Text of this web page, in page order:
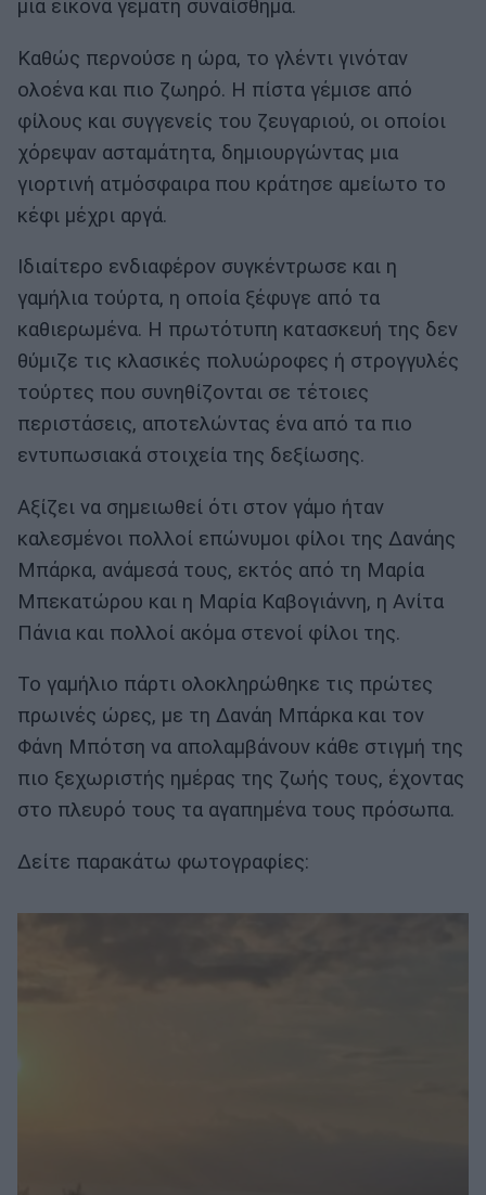
μια εικόνα γεμάτη συναίσθημα.
Καθώς περνούσε η ώρα, το γλέντι γινόταν
ολοένα και πιο ζωηρό. Η πίστα γέμισε από
φίλους και συγγενείς του ζευγαριού, οι οποίοι
χόρεψαν ασταμάτητα, δημιουργώντας μια
γιορτινή ατμόσφαιρα που κράτησε αμείωτο το
κέφι μέχρι αργά.
Ιδιαίτερο ενδιαφέρον συγκέντρωσε και η
γαμήλια τούρτα, η οποία ξέφυγε από τα
καθιερωμένα. Η πρωτότυπη κατασκευή της δεν
θύμιζε τις κλασικές πολυώροφες ή στρογγυλές
τούρτες που συνηθίζονται σε τέτοιες
περιστάσεις, αποτελώντας ένα από τα πιο
εντυπωσιακά στοιχεία της δεξίωσης.
Αξίζει να σημειωθεί ότι στον γάμο ήταν
καλεσμένοι πολλοί επώνυμοι φίλοι της Δανάης
Μπάρκα, ανάμεσά τους, εκτός από τη Μαρία
Μπεκατώρου και η Μαρία Καβογιάννη, η Ανίτα
Πάνια και πολλοί ακόμα στενοί φίλοι της.
Το γαμήλιο πάρτι ολοκληρώθηκε τις πρώτες
πρωινές ώρες, με τη Δανάη Μπάρκα και τον
Φάνη Μπότση να απολαμβάνουν κάθε στιγμή της
πιο ξεχωριστής ημέρας της ζωής τους, έχοντας
στο πλευρό τους τα αγαπημένα τους πρόσωπα.
Δείτε παρακάτω φωτογραφίες: